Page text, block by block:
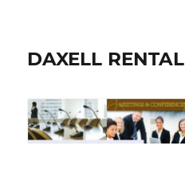
DAXELL RENTAL